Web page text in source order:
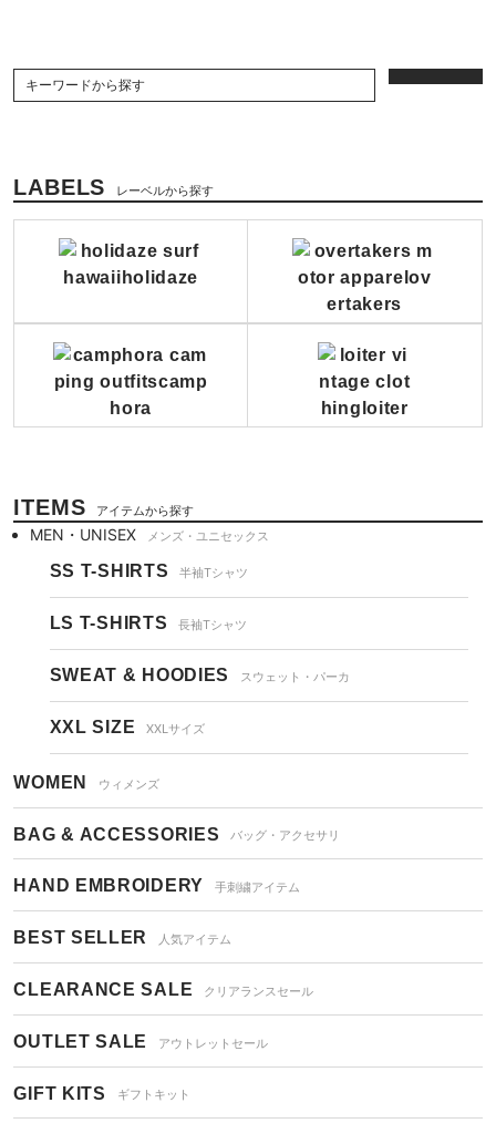
LABELS レーベルから探す
ITEMS アイテムから探す
MEN・UNISEX メンズ・ユニセックス
SS T-SHIRTS 半袖Tシャツ
LS T-SHIRTS 長袖Tシャツ
SWEAT & HOODIES スウェット・パーカ
XXL SIZE XXLサイズ
WOMEN ウィメンズ
BAG & ACCESSORIES バッグ・アクセサリ
HAND EMBROIDERY 手刺繍アイテム
BEST SELLER 人気アイテム
CLEARANCE SALE クリアランスセール
OUTLET SALE アウトレットセール
GIFT KITS ギフトキット